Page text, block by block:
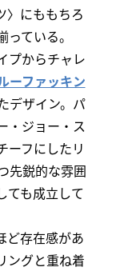
〉にももちろ
ている。
プからチャレ
ーファッキン
デザイン。パ
・ジョー・ス
ーフにしたリ
先鋭的な雰囲
ても成立して
ど存在感があ
ングと重ね着